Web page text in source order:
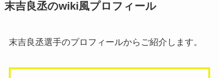
末吉良丞のwiki風プロフィール
末吉良丞選手のプロフィールからご紹介します。